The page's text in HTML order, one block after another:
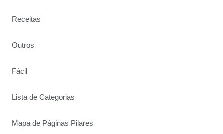
Receitas
Outros
Fácil
Lista de Categorias
Mapa de Páginas Pilares